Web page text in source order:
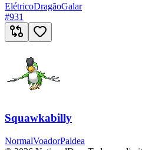
ElétricoDragãoGalar
#931
Squawkabilly
NormalVoadorPaldea